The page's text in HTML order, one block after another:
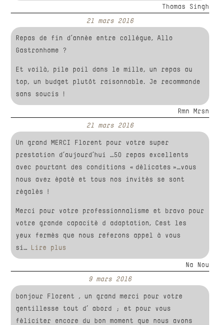
Thomas Singh
21 mars 2016
Repas de fin d’année entre collègue, Allo
Gastronhome ?
Et voilà, pile poil dans le mille, un repas au
top, un budget plutôt raisonnable. Je recommande
sans soucis !
Rmn Mrsn‎
21 mars 2016
Un grand MERCI Florent pour votre super
prestation d’aujourd’hui …50 repas excellents
avec pourtant des conditions « délicates »…vous
nous avez épaté et tous nos invités se sont
régalés !
Merci pour votre professionnalisme et bravo pour
votre grande capacité d adaptation, Cest les
yeux fermés que nous referons appel à vous
si
Lire plus
Na Nou‎
9 mars 2016
bonjour Florent , un grand merci pour votre
gentillesse tout d’ abord ; et pour vous
féliciter encore du bon moment que nous avons